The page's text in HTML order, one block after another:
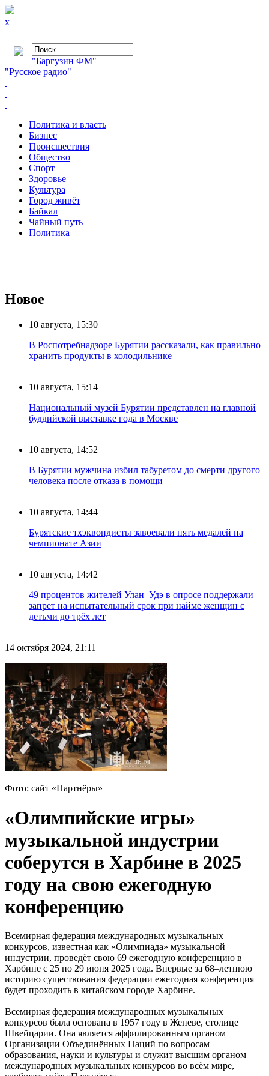
x
"Баргузин ФМ"
"Русское радио"
Политика и власть
Бизнес
Происшествия
Общество
Cпорт
Здоровье
Культура
Город живёт
Байкал
Чайный путь
Политика
Новое
10 августа, 15:30
В Роспотребнадзоре Бурятии рассказали, как правильно
хранить продукты в холодильнике
10 августа, 15:14
Национальный музей Бурятии представлен на главной
буддийской выставке года в Москве
10 августа, 14:52
В Бурятии мужчина избил табуретом до смерти другого
человека после отказа в помощи
10 августа, 14:44
Бурятские тхэквондисты завоевали пять медалей на
чемпионате Азии
10 августа, 14:42
49 процентов жителей Улан–Удэ в опросе поддержали
запрет на испытательный срок при найме женщин с
детьми до трёх лет
14 октября 2024, 21:11
Фото: сайт «Партнёры»
«Олимпийские игры»
музыкальной индустрии
соберутся в Харбине в 2025
году на свою ежегодную
конференцию
Всемирная федерация международных музыкальных
конкурсов, известная как «Олимпиада» музыкальной
индустрии, проведёт свою 69 ежегодную конференцию в
Харбине с 25 по 29 июня 2025 года. Впервые за 68–летнюю
историю существования федерации ежегодная конференция
будет проходить в китайском городе Харбине.
Всемирная федерация международных музыкальных
конкурсов была основана в 1957 году в Женеве, столице
Швейцарии. Она является аффилированным органом
Организации Объединённых Наций по вопросам
образования, науки и культуры и служит высшим органом
международных музыкальных конкурсов во всём мире,